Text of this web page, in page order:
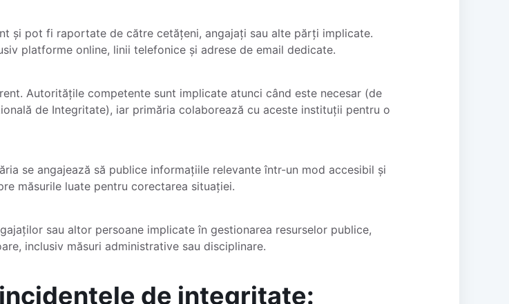
și pot fi raportate de către cetățeni, angajați sau alte părți implicate.
platforme online, linii telefonice și adrese de email dedicate.
Autoritățile competente sunt implicate atunci când este necesar (de
de Integritate), iar primăria colaborează cu aceste instituții pentru o
se angajează să publice informațiile relevante într-un mod accesibil și
măsurile luate pentru corectarea situației.
sau altor persoane implicate în gestionarea resurselor publice,
inclusiv măsuri administrative sau disciplinare.
de integritate: